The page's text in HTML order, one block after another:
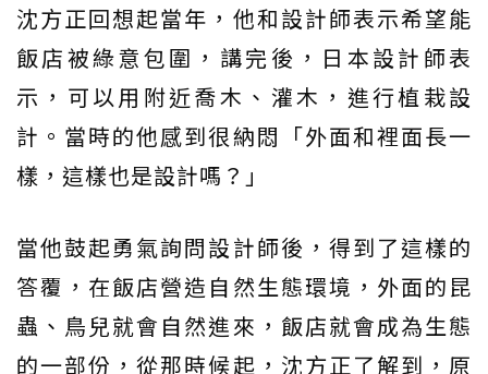
沈方正回想起當年，他和設計師表示希望能
飯店被綠意包圍，講完後，日本設計師表
示，可以用附近喬木、灌木，進行植栽設
計。當時的他感到很納悶「外面和裡面長一
樣，這樣也是設計嗎？」
當他鼓起勇氣詢問設計師後，得到了這樣的
答覆，在飯店營造自然生態環境，外面的昆
蟲、鳥兒就會自然進來，飯店就會成為生態
的一部份，從那時候起，沈方正了解到，原